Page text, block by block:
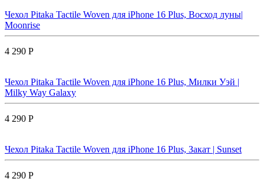
Чехол Pitaka Tactile Woven для iPhone 16 Plus, Восход луны|
Moonrise
4 290 Р
Чехол Pitaka Tactile Woven для iPhone 16 Plus, Милки Уэй |
Milky Way Galaxy
4 290 Р
Чехол Pitaka Tactile Woven для iPhone 16 Plus, Закат | Sunset
4 290 Р